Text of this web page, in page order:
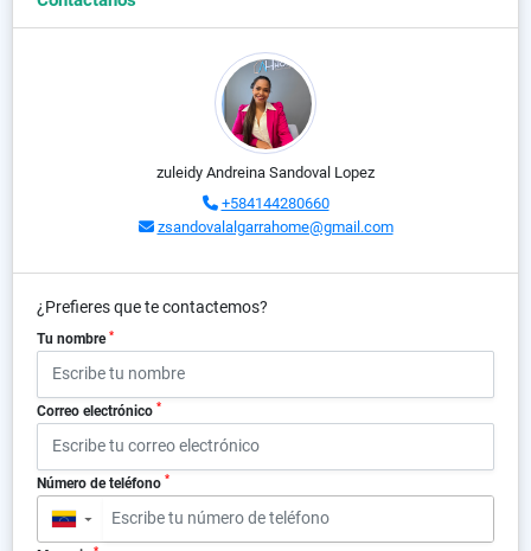
zuleidy Andreina Sandoval Lopez
+584144280660
zsandovalalgarrahome@gmail.com
¿Prefieres que te contactemos?
Tu nombre *
Correo electrónico *
Número de teléfono *
▼